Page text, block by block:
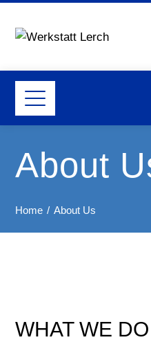
About
Home About Us
WHAT WE DO